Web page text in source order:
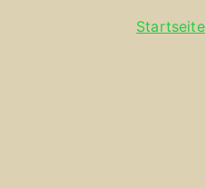
Startseite